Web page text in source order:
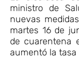
ministro de
nuevas
martes 16 de
de cuarentena
aumentó la tasa